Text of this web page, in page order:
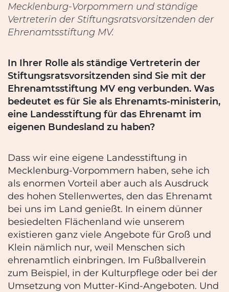
Mecklenburg-Vorpommern und ständige
Vertreterin der Stiftungsratsvorsitzenden der
Ehrenamtsstiftung MV.
In Ihrer Rolle als ständige Vertreterin der
Stiftungsratsvorsitzenden sind Sie mit der
Ehrenamtsstiftung MV eng verbunden. Was
bedeutet es für Sie als Ehrenamts-ministerin,
eine Landesstiftung für das Ehrenamt im
eigenen Bundesland zu haben?
Dass wir eine eigene Landesstiftung in
Mecklenburg-Vorpommern haben, sehe ich
als enormen Vorteil aber auch als Ausdruck
des hohen Stellenwertes, den das Ehrenamt
bei uns im Land genießt. In einem dünner
besiedelten Flächenland wie unserem
existieren ganz viele Angebote für Groß und
Klein nämlich nur, weil Menschen sich
ehrenamtlich einbringen. Im Fußballverein
zum Beispiel, in der Kulturpflege oder bei der
Umsetzung von Mutter-Kind-Angeboten. Und